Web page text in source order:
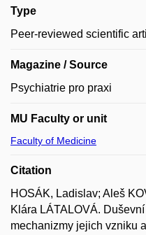
Type
Peer-reviewed scientific
Magazine / Source
Psychiatrie pro praxi
MU Faculty or unit
Faculty of Medicine
Citation
HOSÁK, Ladislav; Aleš
Klára LÁTALOVÁ.
mechanizmy jejich vzniku